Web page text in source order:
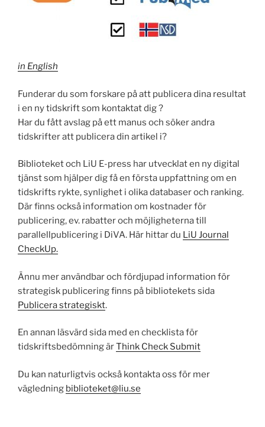
in English
Funderar du som forskare på att publicera dina resultat
i en ny tidskrift som kontaktat dig ?
Har du fått avslag på ett manus och söker andra
tidskrifter att publicera din artikel i?
Biblioteket och LiU E-press har utvecklat en ny digital
tjänst som hjälper dig få en första uppfattning om en
tidskrifts rykte, synlighet i olika databaser och ranking.
Där finns också information om kostnader för
publicering, ev. rabatter och möjligheterna till
parallellpublicering i DiVA. Här hittar du LiU Journal
CheckUp.
Ännu mer användbar och fördjupad information för
strategisk publicering finns på bibliotekets sida
Publicera strategiskt.
En annan läsvärd sida med en checklista för
tidskriftsbedömning ärThink Check Submit
Du kan naturligtvis också kontakta oss för mer
vägledning biblioteket@liu.se